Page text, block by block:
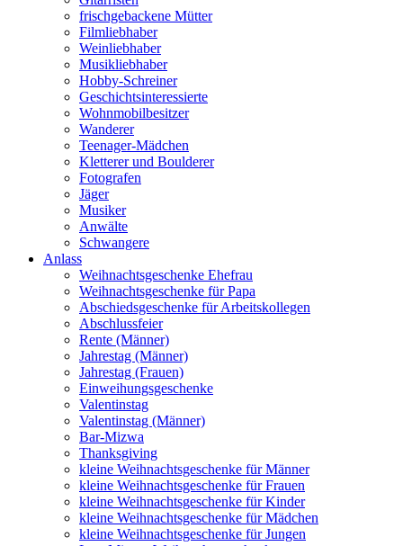
frischgebackene Mütter
Filmliebhaber
Weinliebhaber
Musikliebhaber
Hobby-Schreiner
Geschichtsinteressierte
Wohnmobilbesitzer
Wanderer
Teenager-Mädchen
Kletterer und Boulderer
Fotografen
Jäger
Musiker
Anwälte
Schwangere
Anlass
Weihnachtsgeschenke Ehefrau
Weihnachtsgeschenke für Papa
Abschiedsgeschenke für Arbeitskollegen
Abschlussfeier
Rente (Männer)
Jahrestag (Männer)
Jahrestag (Frauen)
Einweihungsgeschenke
Valentinstag
Valentinstag (Männer)
Bar-Mizwa
Thanksgiving
kleine Weihnachtsgeschenke für Männer
kleine Weihnachtsgeschenke für Frauen
kleine Weihnachtsgeschenke für Kinder
kleine Weihnachtsgeschenke für Mädchen
kleine Weihnachtsgeschenke für Jungen